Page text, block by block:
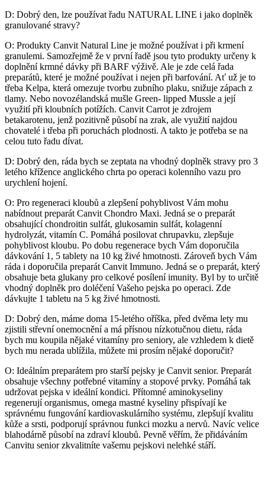
D: Dobrý den, lze používat řadu NATURAL LINE i jako doplněk
granulované stravy?
O: Produkty Canvit Natural Line je možné používat i při krmení
granulemi. Samozřejmě že v první řadě jsou tyto produkty určeny k
doplnění krmné dávky při BARF výživě. Ale je zde celá řada
preparátů, které je možné používat i nejen při barfování. Ať už je to
třeba Kelpa, která omezuje tvorbu zubního plaku, snižuje zápach z
tlamy. Nebo novozélandská mušle Green- lipped Mussle a její
využití při kloubních potížích. Canvit Carrot je zdrojem
betakarotenu, jenž pozitivně působí na zrak, ale využití najdou
chovatelé i třeba při poruchách plodnosti. A takto je potřeba se na
celou tuto řadu dívat.
D: Dobrý den, ráda bych se zeptata na vhodný doplněk stravy pro 3
letého křížence anglického chrta po operaci kolenního vazu pro
urychlení hojení.
O: Pro regeneraci kloubů a zlepšení pohyblivost Vám mohu
nabídnout preparát Canvit Chondro Maxi. Jedná se o preparát
obsahující chondroitin sulfát, glukosamin sulfát, kolagenní
hydrolyzát, vitamín C. Pomáhá posilovat chrupavku, zlepšuje
pohyblivost kloubu. Po dobu regenerace bych Vám doporučila
dávkování 1, 5 tablety na 10 kg živé hmotnosti. Zároveň bych Vám
ráda i doporučila preparát Canvit Immuno. Jedná se o preparát, který
obsahuje beta glukany pro celkové posílení imunity. Byl by to určitě
vhodný doplněk pro doléčení Vašeho pejska po operaci. Zde
dávkujte 1 tabletu na 5 kg živé hmotnosti.
D: Dobrý den, máme doma 15-letého oříška, před dvěma lety mu
zjistili střevní onemocnění a má přísnou nízkotučnou dietu, ráda
bych mu koupila nějaké vitamíny pro seniory, ale vzhledem k dietě
bych mu nerada ublížila, můžete mi prosím nějaké doporučit?
O: Ideálním preparátem pro starší pejsky je Canvit senior. Preparát
obsahuje všechny potřebné vitamíny a stopové prvky. Pomáhá tak
udržovat pejska v ideální kondici. Přítomné aminokyseliny
regenerují organismus, omega mastné kyseliny přispívají ke
správnému fungování kardiovaskulárního systému, zlepšují kvalitu
kůže a srsti, podporují správnou funkci mozku a nervů. Navíc velice
blahodárně působí na zdraví kloubů. Pevně věřím, že přidáváním
Canvitu senior zkvalitníte vašemu pejskovi nelehké stáří.